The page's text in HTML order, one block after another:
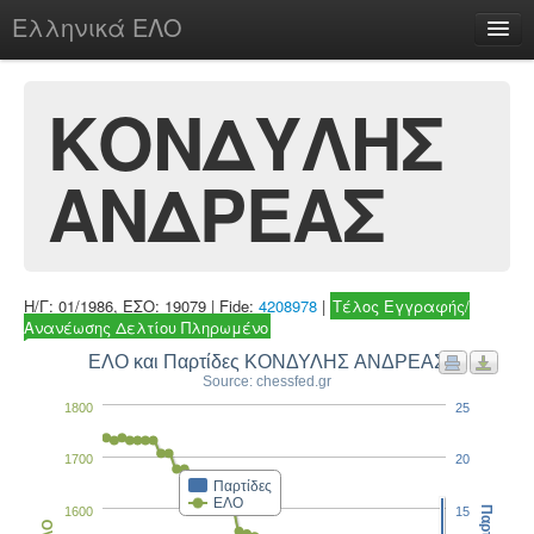
Ελληνικά ΕΛΟ
chesstu.be @ discord
Login
ΚΟΝΔΥΛΗΣ
ΑΝΔΡΕΑΣ
Η/Γ: 01/1986, ΕΣΟ: 19079 | Fide: 4208978 | Τέλος Εγγραφής/
Ανανέωσης Δελτίου Πληρωμένο
ΕΛΟ και Παρτίδες ΚΟΝΔΥΛΗΣ ΑΝΔΡΕΑΣ
Source: chessfed.gr
Παρτίδες
ΕΛΟ
1600
1700
1800
15
20
25